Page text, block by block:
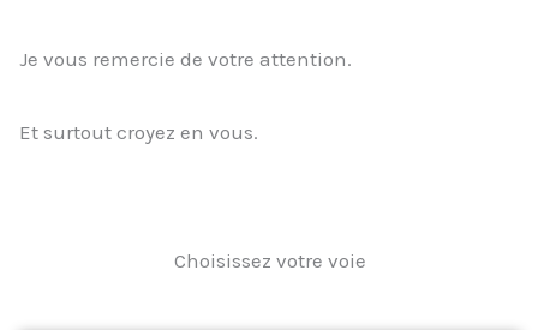
Je vous remercie de votre attention.
Et surtout croyez en vous.
Choisissez votre voie